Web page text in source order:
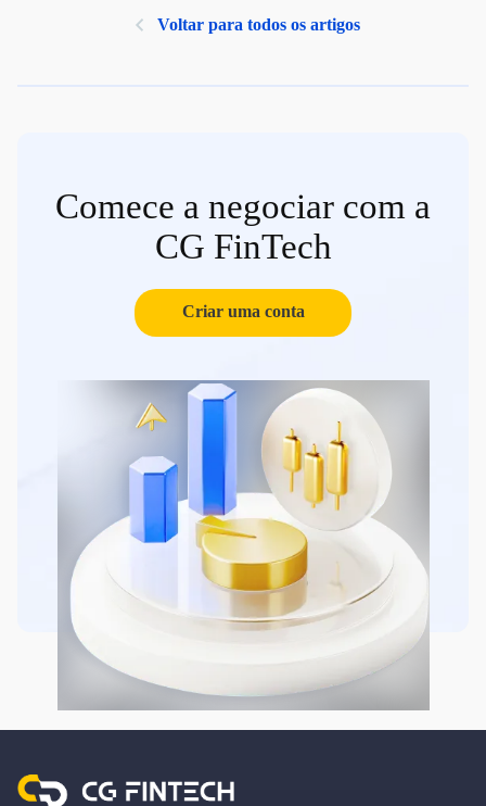
Voltar para todos os artigos
Comece a negociar com a
CG FinTech
Criar uma conta